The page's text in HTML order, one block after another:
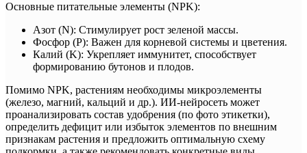
Основные питательные элементы (NPK):
Азот (N): Стимулирует рост зеленой массы.
Фосфор (P): Важен для корневой системы и цветения.
Калий (K): Укрепляет иммунитет, способствует
формированию бутонов и плодов.
Помимо NPK, растениям необходимы микроэлементы
(железо, магний, кальций и др.). ИИ-нейросеть может
проанализировать состав удобрения (по фото этикетки),
определить дефицит или избыток элементов по внешним
признакам растения и предложить оптимальную схему